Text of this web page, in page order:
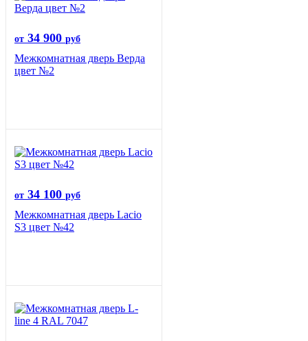
от 34 900 руб
Межкомнатная дверь Верда
цвет №2
от 34 100 руб
Межкомнатная дверь Lacio
S3 цвет №42